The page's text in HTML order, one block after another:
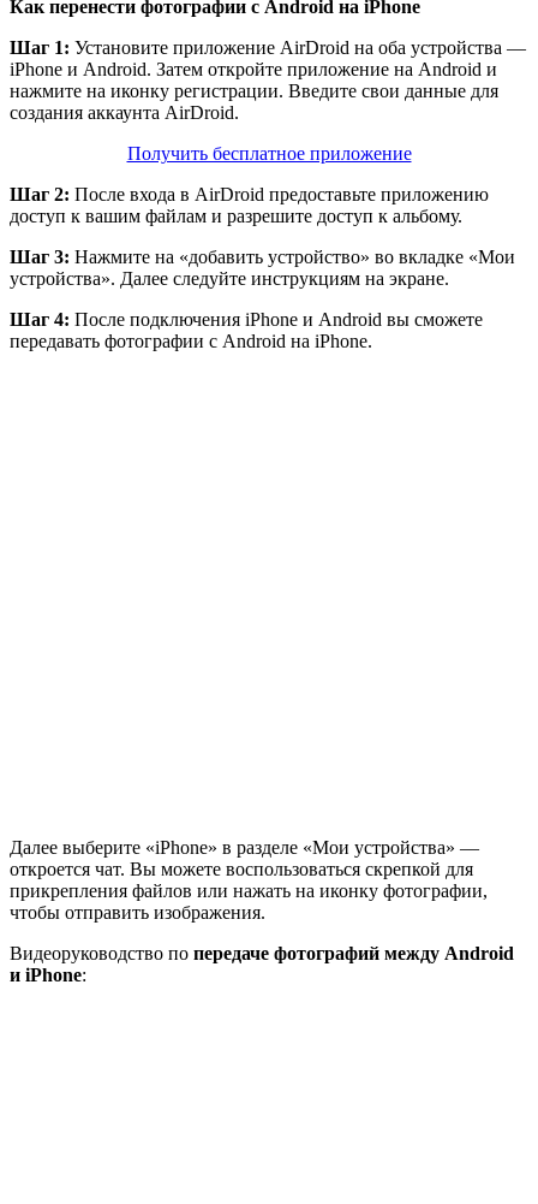
Как перенести фотографии с Android на iPhone
Шаг 1: Установите приложение AirDroid на оба устройства —
iPhone и Android. Затем откройте приложение на Android и
нажмите на иконку регистрации. Введите свои данные для
создания аккаунта AirDroid.
Получить бесплатное приложение
Шаг 2: После входа в AirDroid предоставьте приложению
доступ к вашим файлам и разрешите доступ к альбому.
Шаг 3: Нажмите на «добавить устройство» во вкладке «Мои
устройства». Далее следуйте инструкциям на экране.
Шаг 4: После подключения iPhone и Android вы сможете
передавать фотографии с Android на iPhone.
Далее выберите «iPhone» в разделе «Мои устройства» —
откроется чат. Вы можете воспользоваться скрепкой для
прикрепления файлов или нажать на иконку фотографии,
чтобы отправить изображения.
Видеоруководство по передаче фотографий между Android
и iPhone: